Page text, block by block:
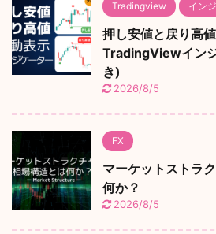
Tradingview イン
押し安値と戻り高
TradingViewイン
き)
2026/8/5
FX
マーケットストラ
何か？
2026/8/5